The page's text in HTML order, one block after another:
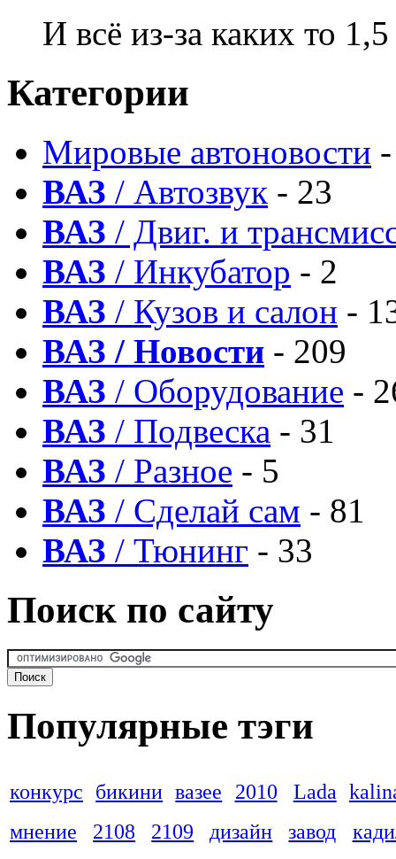
И всё из-за каких то
Категории
Мировые автоновости
ВАЗ / Автозвук - 23
ВАЗ / Двиг. и
ВАЗ / Инкубатор - 2
ВАЗ / Кузов и салон -
ВАЗ / Новости - 209
ВАЗ / Оборудование -
ВАЗ / Подвеска - 31
ВАЗ / Разное - 5
ВАЗ / Сделай сам - 81
ВАЗ / Тюнинг - 33
Поиск по сайту
Популярные тэги
конкурс бикини вазее 2010 Lada
мнение
2108 2109 дизайн завод